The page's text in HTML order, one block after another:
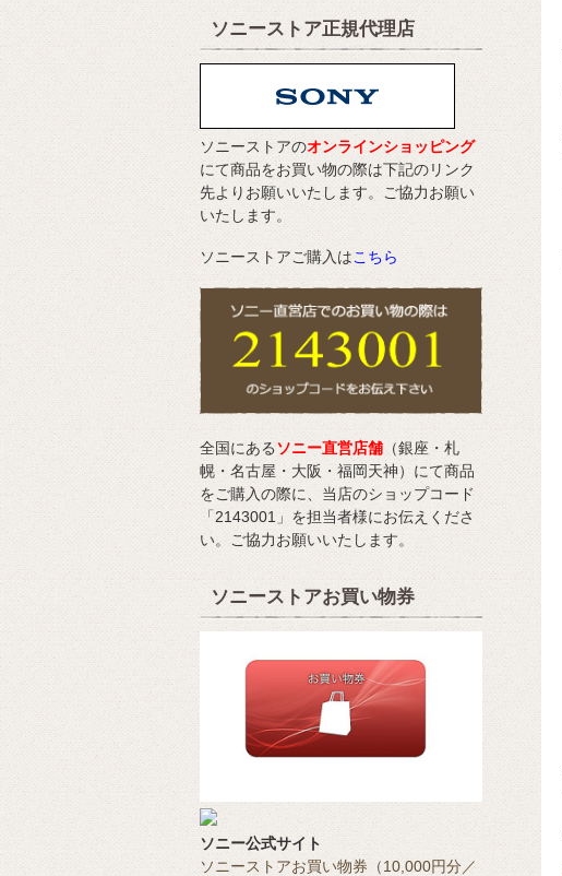
ソニーストア正規代理店
ソニーストアのオンラインショッピング
にて商品をお買い物の際は下記のリンク
先よりお願いいたします。ご協力お願い
いたします。
ソニーストアご購入はこちら
全国にあるソニー直営店舗 （銀座・札
幌・名古屋・大阪・福岡天神）にて商品
をご購入の際に、当店のショップコード
「2143001」を担当者様にお伝えくださ
い。ご協力お願いいたします。
ソニーストアお買い物券
ソニー公式サイト
ソニーストアお買い物券（10,000円分／